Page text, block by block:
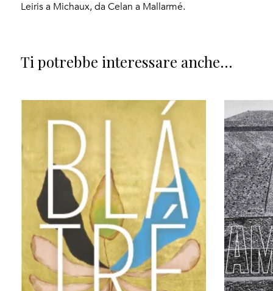
Leiris a Michaux, da Celan a Mallarmé.
Ti potrebbe interessare anche...